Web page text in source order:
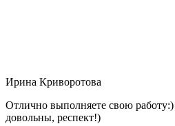
Ирина Криворотова
Отлично выполняете свою работу:)
довольны, респект!)